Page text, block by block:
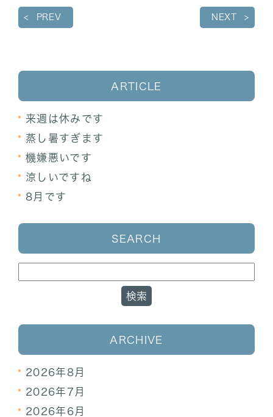
PREV NEXT
ARTICLE
来週は休みです
蒸し暑すぎます
機嫌悪いです
涼しいですね
8月です
SEARCH
ARCHIVE
2026年8月
2026年7月
2026年6月